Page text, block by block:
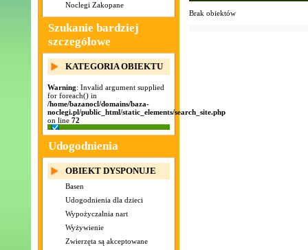
Noclegi Zakopane
Szukanie bardziej
szczegółowe
KATEGORIA OBIEKTU
Warning: Invalid argument supplied
for foreach() in
/home/bazanocl/domains/baza-
noclegi.pl/public_html/static_elements/search_site.php
on line 72
Udogodnienia
OBIEKT DYSPONUJE
Basen
Udogodnienia dla dzieci
Wypożyczalnia nart
Wyżywienie
Zwierzęta są akceptowane
Brak obiektów